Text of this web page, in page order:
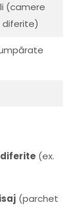
(camere
diferite)
(ex.
(parchet